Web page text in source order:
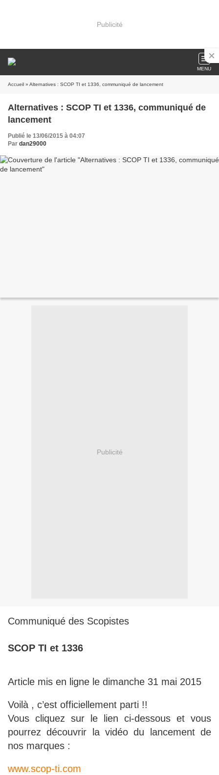
Publicité
MENU
Accueil » Alternatives : SCOP TI et 1336, communiqué de lancement
Alternatives : SCOP TI et 1336, communiqué de
lancement
Publié le 13/06/2015 à 04:07
Par dan29000
Publicité
Communiqué des Scopistes
SCOP TI et 1336
Article mis en ligne le dimanche 31 mai 2015
Voilà , c’est officiellement parti !!
Vous cliquez sur le lien ci-dessous et vous
pourrez découvrir la vidéo du lancement de
nos marques :
www.scop-ti.com